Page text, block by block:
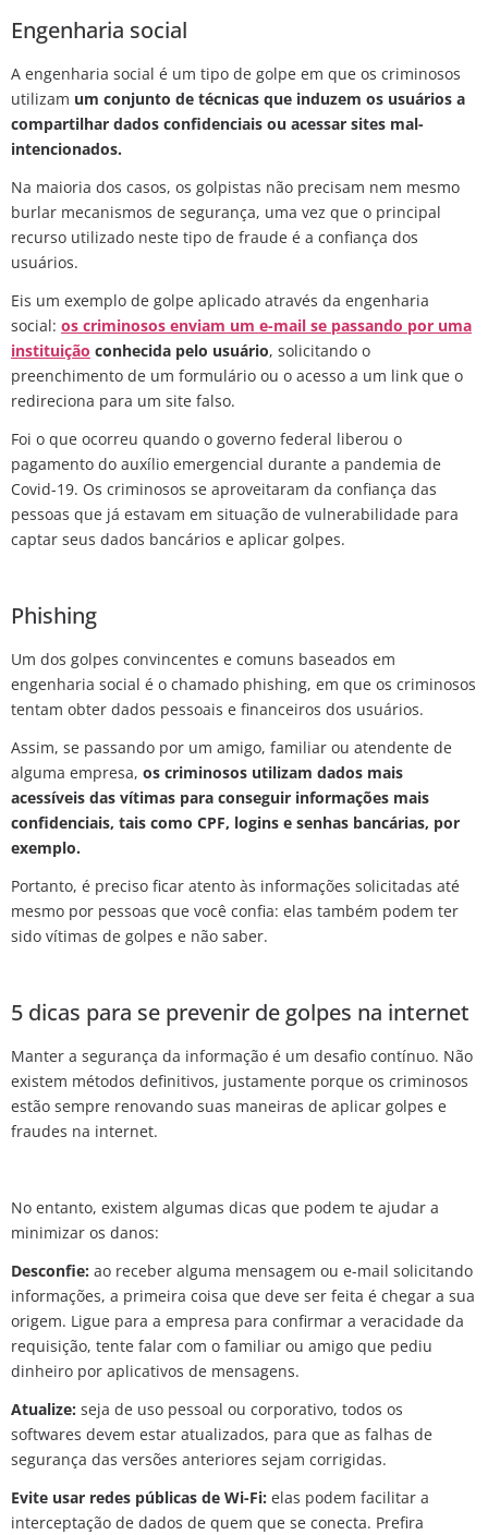
Engenharia social
A engenharia social é um tipo de golpe em que os criminosos
utilizam um conjunto de técnicas que induzem os usuários a
compartilhar dados confidenciais ou acessar sites mal-
intencionados.
Na maioria dos casos, os golpistas não precisam nem mesmo
burlar mecanismos de segurança, uma vez que o principal
recurso utilizado neste tipo de fraude é a confiança dos
usuários.
Eis um exemplo de golpe aplicado através da engenharia
social: os criminosos enviam um e-mail se passando por uma
instituição conhecida pelo usuário, solicitando o
preenchimento de um formulário ou o acesso a um link que o
redireciona para um site falso.
Foi o que ocorreu quando o governo federal liberou o
pagamento do auxílio emergencial durante a pandemia de
Covid-19. Os criminosos se aproveitaram da confiança das
pessoas que já estavam em situação de vulnerabilidade para
captar seus dados bancários e aplicar golpes.
Phishing
Um dos golpes convincentes e comuns baseados em
engenharia social é o chamado phishing, em que os criminosos
tentam obter dados pessoais e financeiros dos usuários.
Assim, se passando por um amigo, familiar ou atendente de
alguma empresa, os criminosos utilizam dados mais
acessíveis das vítimas para conseguir informações mais
confidenciais, tais como CPF, logins e senhas bancárias, por
exemplo.
Portanto, é preciso ficar atento às informações solicitadas até
mesmo por pessoas que você confia: elas também podem ter
sido vítimas de golpes e não saber.
5 dicas para se prevenir de golpes na internet
Manter a segurança da informação é um desafio contínuo. Não
existem métodos definitivos, justamente porque os criminosos
estão sempre renovando suas maneiras de aplicar golpes e
fraudes na internet.
No entanto, existem algumas dicas que podem te ajudar a
minimizar os danos:
Desconfie: ao receber alguma mensagem ou e-mail solicitando
informações, a primeira coisa que deve ser feita é chegar a sua
origem. Ligue para a empresa para confirmar a veracidade da
requisição, tente falar com o familiar ou amigo que pediu
dinheiro por aplicativos de mensagens.
Atualize: seja de uso pessoal ou corporativo, todos os
softwares devem estar atualizados, para que as falhas de
segurança das versões anteriores sejam corrigidas.
Evite usar redes públicas de Wi-Fi: elas podem facilitar a
interceptação de dados de quem que se conecta. Prefira